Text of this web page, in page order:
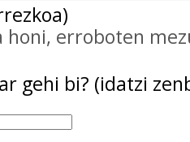
honi, erroboten
gehi bi? (idatzi